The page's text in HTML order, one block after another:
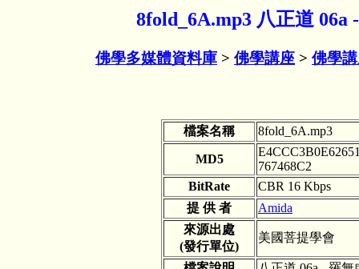
8fold_6A.mp3 八正道
佛學多媒體資料庫 > 佛學講座 > 佛學
檔案名稱 8fold_6A.mp3
MD5
767468C2
BitRate
CBR 16 Kbps
提 供 者
Amida
來源出處
(發行單位)
美國菩提學會